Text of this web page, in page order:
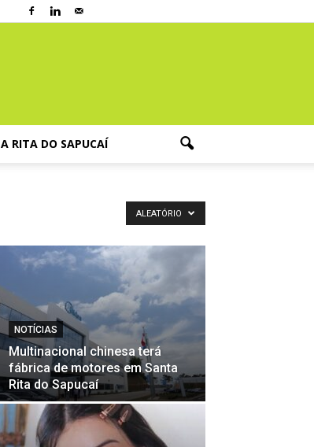
RITA DO SAPUCAÍ
ALEATÓRIO
NOTÍCIAS
Multinacional chinesa terá
fábrica de motores em Santa
Rita do Sapucaí